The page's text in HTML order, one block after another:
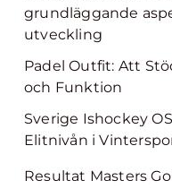
grundläggande
utveckling
Padel Outfit: Att
och Funktion
Sverige Ishockey
Elitnivån i
Resultat Masters